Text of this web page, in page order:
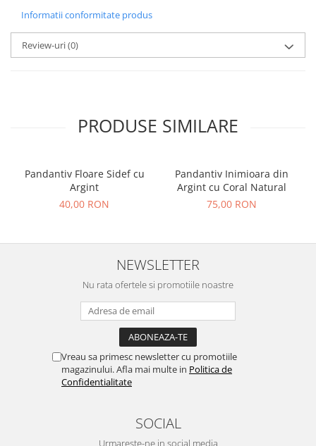
Informatii conformitate produs
Review-uri(0)
PRODUSE SIMILARE
Pandantiv Floare Sidef cu
Argint
40,00 RON
Pandantiv Inimioara din
Argint cu Coral Natural
75,00 RON
NEWSLETTER
Nu rata ofertele si promotiile noastre
Vreau sa primesc newsletter cu promotiile
magazinului. Afla mai multe in Politica de
Confidentialitate
SOCIAL
Urmareste-ne in social media